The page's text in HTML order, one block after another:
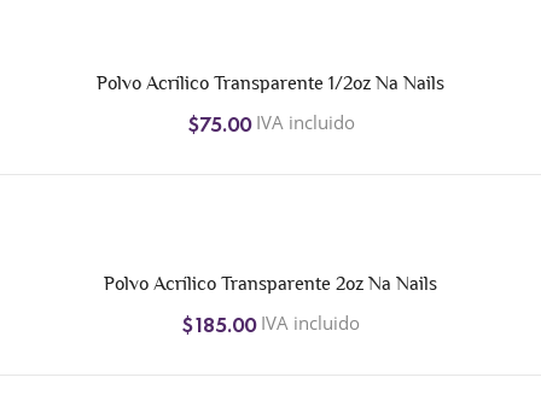
Polvo Acrílico Transparente 1/2oz Na Nails
$75.00IVA incluido
Polvo Acrílico Transparente 2oz Na Nails
$185.00IVA incluido